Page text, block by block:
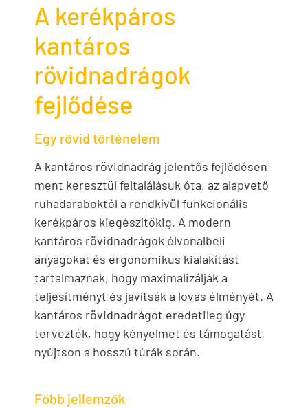
A kerékpáros
kantáros
rövidnadrágok
fejlődése
Egy rövid történelem
A kantáros rövidnadrág jelentős fejlődésen
ment keresztül feltalálásuk óta, az alapvető
ruhadaraboktól a rendkívül funkcionális
kerékpáros kiegészítőkig. A modern
kantáros rövidnadrágok élvonalbeli
anyagokat és ergonomikus kialakítást
tartalmaznak, hogy maximalizálják a
teljesítményt és javítsák a lovas élményét. A
kantáros rövidnadrágot eredetileg úgy
tervezték, hogy kényelmet és támogatást
nyújtson a hosszú túrák során.
Főbb jellemzők